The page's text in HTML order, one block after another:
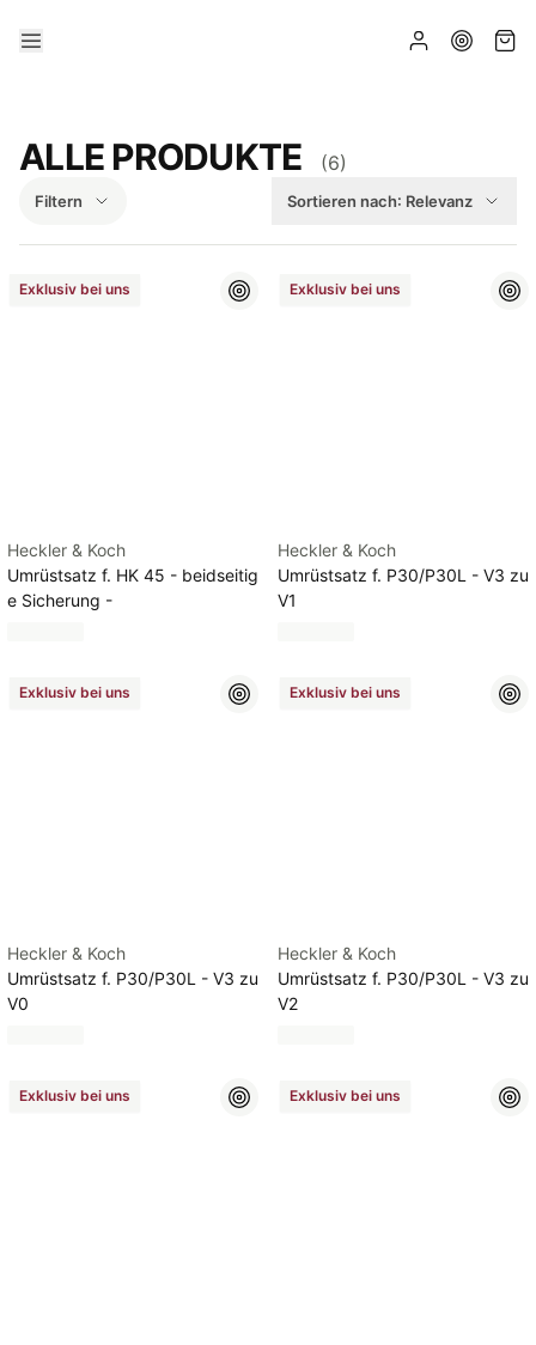
ALLE PRODUKTE (6)
Filtern Sortieren nach: Relevanz
Exklusiv bei uns
Heckler & Koch
Umrüstsatz f. HK 45 - beidseitig
e Sicherung -
Exklusiv bei uns
Heckler & Koch
Umrüstsatz f. P30/P30L - V3 zu
V1
Exklusiv bei uns
Heckler & Koch
Umrüstsatz f. P30/P30L - V3 zu
V0
Exklusiv bei uns
Heckler & Koch
Umrüstsatz f. P30/P30L - V3 zu
V2
Exklusiv bei uns Exklusiv bei uns